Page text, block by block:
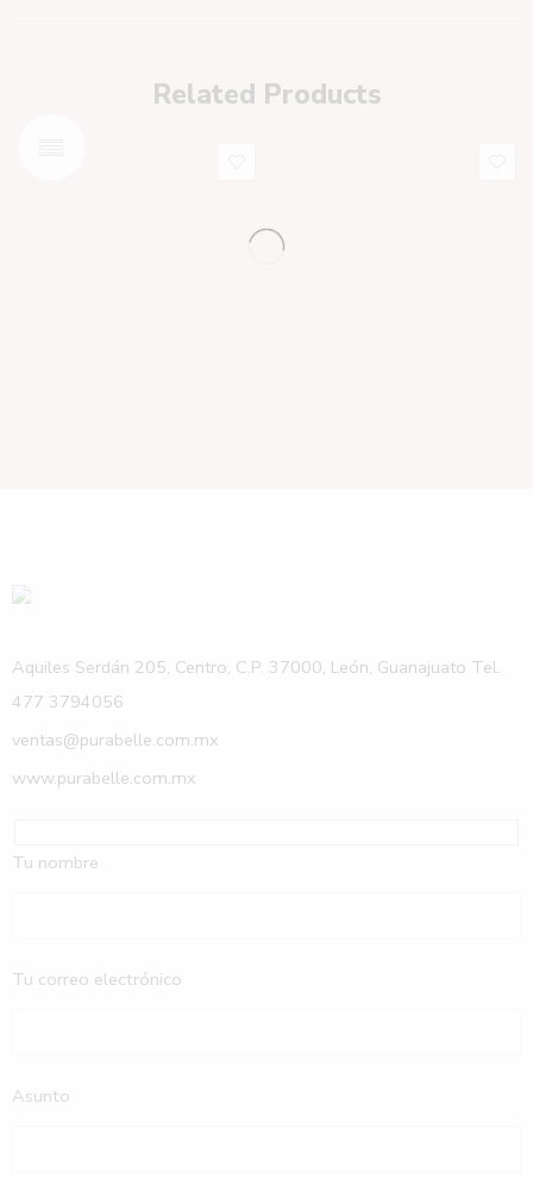
Related Products
Aquiles Serdán 205, Centro, C.P. 37000, León, Guanajuato Tel.
477 3794056
ventas@purabelle.com.mx
www.purabelle.com.mx
Tu nombre
Tu correo electrónico
Asunto